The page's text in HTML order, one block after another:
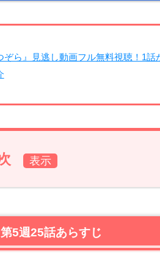
ぞら』見逃し動画フル無料視聴！1
第5週25話あらすじ
片付け、告白？
なつ（広瀬すず）。泰樹（草刈正雄）
第5週25話あらすじ